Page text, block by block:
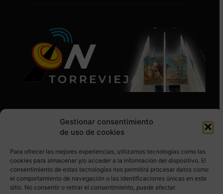
Gestionar consentimiento
de uso de cookies
Para ofrecer las mejores experiencias, utilizamos tecnologías como las
cookies para almacenar y/o acceder a la información del dispositivo. El
consentimiento de estas tecnologías nos permitirá procesar datos como
el comportamiento de navegación o las identificaciones únicas en este
sitio. No consentir o retirar el consentimiento, puede afectar
SÍGUENOS EN REDES SOCIALES